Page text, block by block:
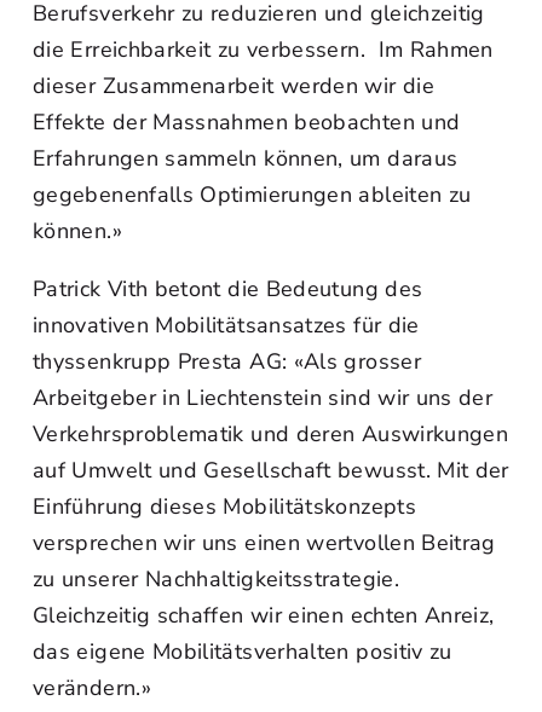
Berufsverkehr zu reduzieren und gleichzeitig
die Erreichbarkeit zu verbessern. Im Rahmen
dieser Zusammenarbeit werden wir die
Effekte der Massnahmen beobachten und
Erfahrungen sammeln können, um daraus
gegebenenfalls Optimierungen ableiten zu
können.»
Patrick Vith betont die Bedeutung des
innovativen Mobilitätsansatzes für die
thyssenkrupp Presta AG: «Als grosser
Arbeitgeber in Liechtenstein sind wir uns der
Verkehrsproblematik und deren Auswirkungen
auf Umwelt und Gesellschaft bewusst. Mit der
Einführung dieses Mobilitätskonzepts
versprechen wir uns einen wertvollen Beitrag
zu unserer Nachhaltigkeitsstrategie.
Gleichzeitig schaffen wir einen echten Anreiz,
das eigene Mobilitätsverhalten positiv zu
verändern.»